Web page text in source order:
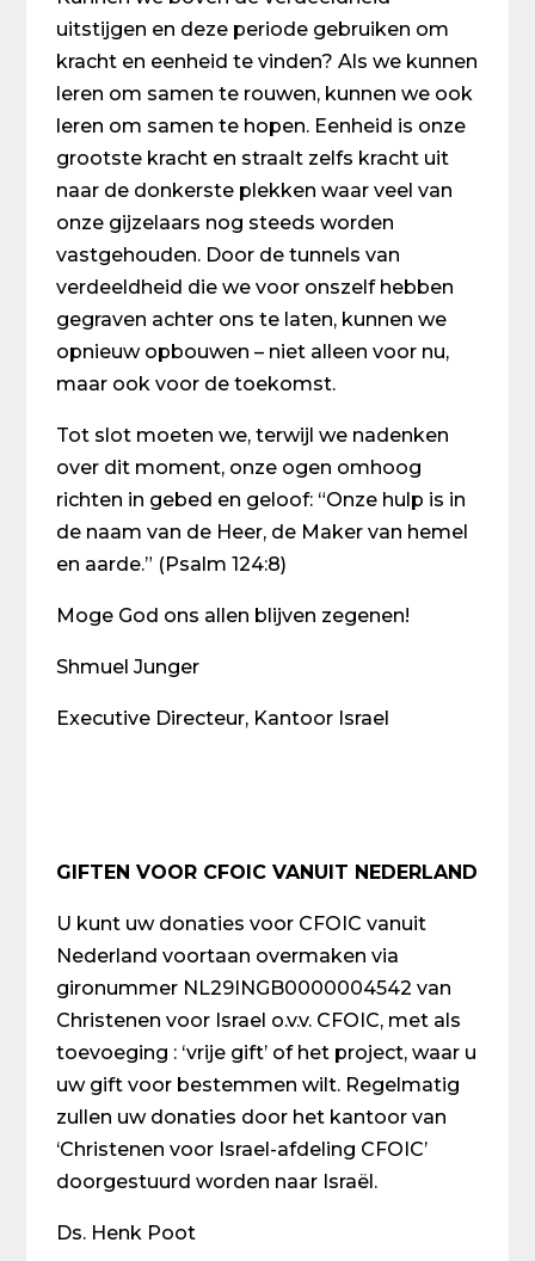
uitstijgen en deze periode gebruiken om
kracht en eenheid te vinden? Als we kunnen
leren om samen te rouwen, kunnen we ook
leren om samen te hopen. Eenheid is onze
grootste kracht en straalt zelfs kracht uit
naar de donkerste plekken waar veel van
onze gijzelaars nog steeds worden
vastgehouden. Door de tunnels van
verdeeldheid die we voor onszelf hebben
gegraven achter ons te laten, kunnen we
opnieuw opbouwen – niet alleen voor nu,
maar ook voor de toekomst.
Tot slot moeten we, terwijl we nadenken
over dit moment, onze ogen omhoog
richten in gebed en geloof: “Onze hulp is in
de naam van de Heer, de Maker van hemel
en aarde.” (Psalm 124:8)
Moge God ons allen blijven zegenen!
Shmuel Junger
Executive Directeur, Kantoor Israel
GIFTEN VOOR CFOIC VANUIT NEDERLAND
U kunt uw donaties voor CFOIC vanuit
Nederland voortaan overmaken via
gironummer NL29INGB0000004542 van
Christenen voor Israel o.v.v. CFOIC, met als
toevoeging : ‘vrije gift’ of het project, waar u
uw gift voor bestemmen wilt. Regelmatig
zullen uw donaties door het kantoor van
‘Christenen voor Israel-afdeling CFOIC’
doorgestuurd worden naar Israël.
Ds. Henk Poot